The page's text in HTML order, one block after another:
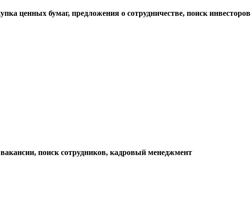
ценных бумаг, предложения о сотрудничестве, поиск инвесторов
поиск сотрудников, кадровый менеджмент